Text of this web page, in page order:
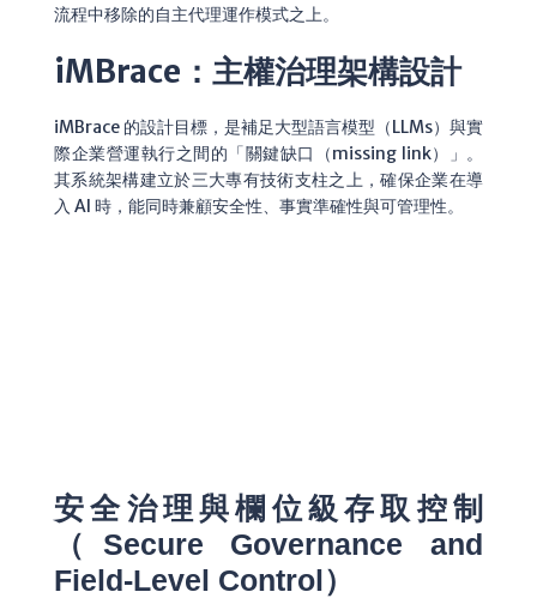
流程中移除的自主代理運作模式之上。
iMBrace：主權治理架構設計
iMBrace 的設計目標，是補足大型語言模型（LLMs）與實
際企業營運執行之間的「關鍵缺口（missing link）」。
其系統架構建立於三大專有技術支柱之上，確保企業在導
入 AI 時，能同時兼顧安全性、事實準確性與可管理性。
安全治理與欄位級存取控制
（Secure Governance and
Field-Level Control）